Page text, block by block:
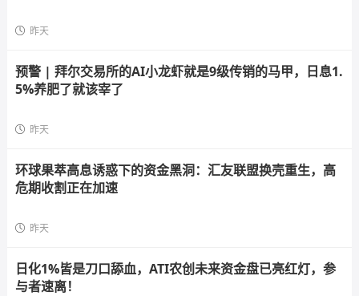
昨天
预警 | 拜尔交易所的AI小龙虾就是9级传销的马甲，日息1.
5%养肥了就该宰了
昨天
环球果萃高息诱惑下的资金黑洞：汇友联盟换壳重生，高
危期收割正在加速
昨天
日化1%皆是刀口舔血，ATI农创未来资金盘已亮红灯，参
与者速离！